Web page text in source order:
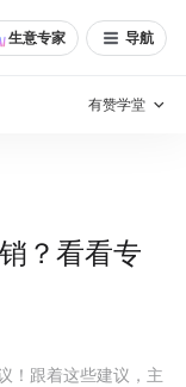
生意专家 导航
有赞学堂
？看看专
！跟着这些建议，主